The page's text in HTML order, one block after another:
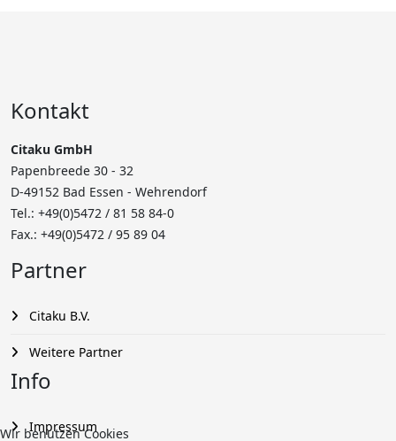
Kontakt
Citaku GmbH
Papenbreede 30 - 32
D-49152 Bad Essen - Wehrendorf
Tel.: +49(0)5472 / 81 58 84-0
Fax.: +49(0)5472 / 95 89 04
Partner
Citaku B.V.
Weitere Partner
Info
Impressum
Wir benutzen Cookies